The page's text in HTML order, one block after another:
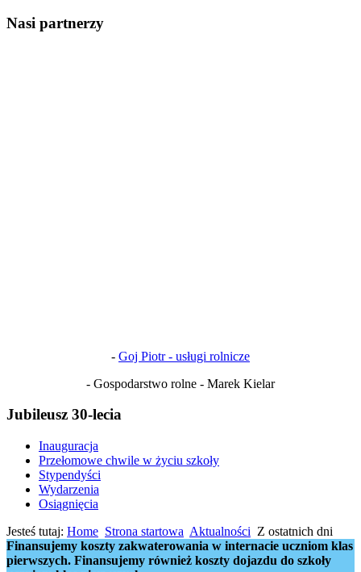
Nasi partnerzy
- Goj Piotr - usługi rolnicze
- Gospodarstwo rolne - Marek Kielar
Jubileusz 30-lecia
Inauguracja
Przełomowe chwile w życiu szkoły
Stypendyści
Wydarzenia
Osiągnięcia
Jesteś tutaj: Home Strona startowa Aktualności Z ostatnich dni
Finansujemy koszty zakwaterowania w internacie uczniom klas
pierwszych. Finansujemy również koszty dojazdu do szkoły